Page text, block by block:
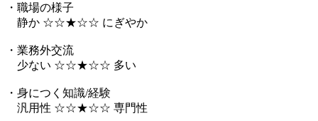
・職場の様子
静か ☆☆★☆☆ にぎやか
・業務外交流
少ない ☆☆★☆☆ 多い
・身につく知識/経験
汎用性 ☆☆★☆☆ 専門性